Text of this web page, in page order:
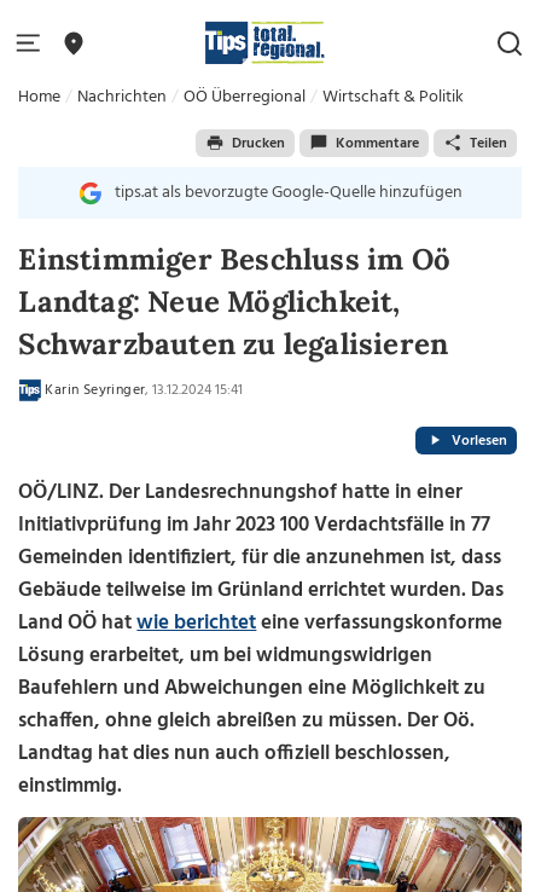
Home Nachrichten OÖ Überregional Wirtschaft & Politik
Drucken Kommentare Teilen
tips.at als bevorzugte Google-Quelle hinzufügen
Einstimmiger Beschluss im Oö
Landtag: Neue Möglichkeit,
Schwarzbauten zu legalisieren
Karin Seyringer, 13.12.2024 15:41
Vorlesen
OÖ/LINZ. Der Landesrechnungshof hatte in einer
Initiativprüfung im Jahr 2023 100 Verdachtsfälle in 77
Gemeinden identifiziert, für die anzunehmen ist, dass
Gebäude teilweise im Grünland errichtet wurden. Das
Land OÖ hatwie berichteteine verfassungskonforme
Lösung erarbeitet, um bei widmungswidrigen
Baufehlern und Abweichungen eine Möglichkeit zu
schaffen, ohne gleich abreißen zu müssen. Der Oö.
Landtag hat dies nun auch offiziell beschlossen,
einstimmig.